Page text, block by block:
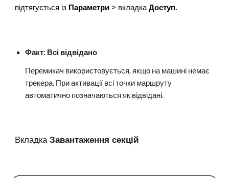
підтягується із Параметри > вкладкаДоступ.
Факт: Всі відвідано
Перемикач використовується, якщо на машині немає
трекера. При активації всі точки маршруту
автоматично позначаються як відвідані.
ВкладкаЗавантаження секцій